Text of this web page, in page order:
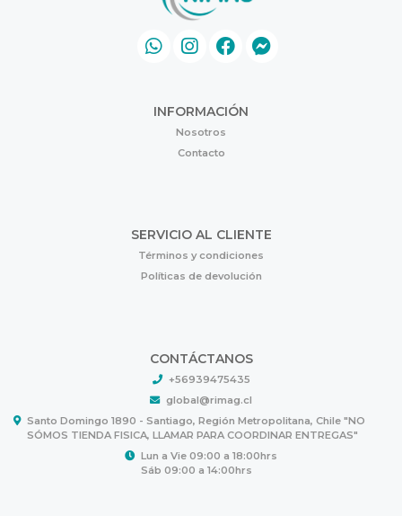
INFORMACIÓN
Nosotros
Contacto
SERVICIO AL CLIENTE
Términos y condiciones
Políticas de devolución
CONTÁCTANOS
+56939475435
global@rimag.cl
Santo Domingo 1890 - Santiago, Región Metropolitana, Chile "NO
SÓMOS TIENDA FISICA, LLAMAR PARA COORDINAR ENTREGAS"
Lun a Vie 09:00 a 18:00hrs
Sáb 09:00 a 14:00hrs